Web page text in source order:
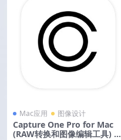
Mac应用 图像设计
Capture One Pro for Mac
(RAW转换和图像编辑工具) v1